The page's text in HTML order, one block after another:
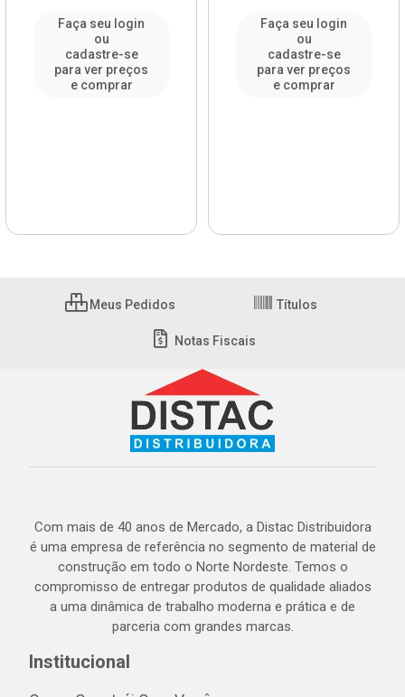
Faça seu login
ou
cadastre-se
para ver preços
e comprar
Faça seu login
ou
cadastre-se
para ver preços
e comprar
Meus Pedidos Títulos
Notas Fiscais
Com mais de 40 anos de Mercado, a Distac Distribuidora
é uma empresa de referência no segmento de material de
construção em todo o Norte Nordeste. Temos o
compromisso de entregar produtos de qualidade aliados
a uma dinâmica de trabalho moderna e prática e de
parceria com grandes marcas.
Institucional